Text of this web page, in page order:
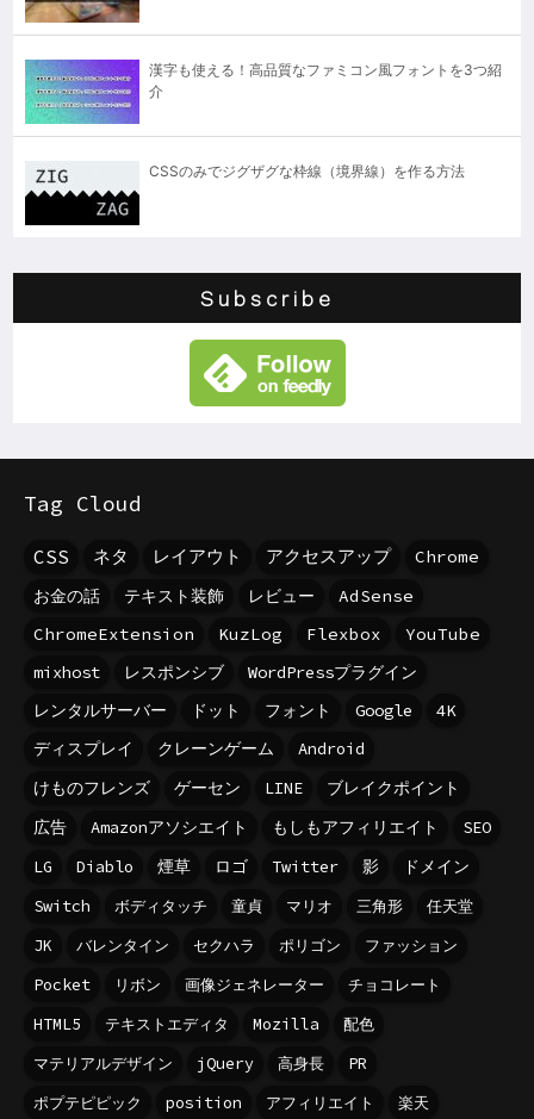
漢字も使える！高品質なファミコン風フォントを3つ紹
介
CSSのみでジグザグな枠線（境界線）を作る方法
Subscribe
Tag Cloud
CSS ネタ レイアウト アクセスアップ
Chrome
お金の話
テキスト装飾 レビュー
AdSense
ChromeExtension
KuzLog Flexbox
YouTube
mixhost
レスポンシブ
WordPressプラグイン
レンタルサーバー
ドット フォント Google
4K
ディスプレイ
クレーンゲーム
Android
けものフレンズ
ゲーセン LINE
ブレイクポイント
広告
Amazonアソシエイト もしもアフィリエイト
SEO
LG
Diablo 煙草 ロゴ Twitter 影
ドメイン
Switch
ボディタッチ 童貞 マリオ 三角形
任天堂
JK
バレンタイン セクハラ ポリゴン
ファッション
Pocket
リボン 画像ジェネレーター
チョコレート
HTML5
テキストエディタ Mozilla
配色
マテリアルデザイン
jQuery 高身長
PR
ポプテピピック
position アフィリエイト 楽天